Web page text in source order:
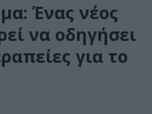
Ένας νέος
να οδηγήσει
για το